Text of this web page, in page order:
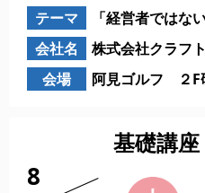
テーマ
「経営者ではな
会社名
株式会社クラフト
会場
阿見ゴルフ ２F
基礎講
8